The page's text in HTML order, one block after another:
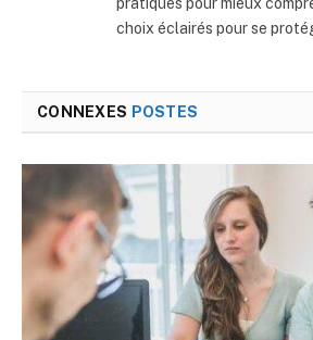
pratiques pour mieux
choix éclairés pour se
CONNEXES POSTES